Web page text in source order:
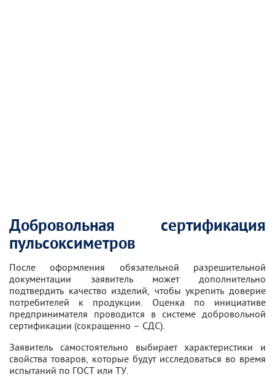
Добровольная сертификация
пульсоксиметров
После оформления обязательной разрешительной
документации заявитель может дополнительно
подтвердить качество изделий, чтобы укрепить доверие
потребителей к продукции. Оценка по инициативе
предпринимателя проводится в системе добровольной
сертификации (сокращенно – СДС).
Заявитель самостоятельно выбирает характеристики и
свойства товаров, которые будут исследоваться во время
испытаний по ГОСТ или ТУ.